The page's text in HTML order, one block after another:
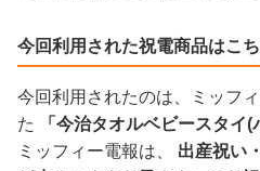
今回利用された祝電商品はこ
今回利用されたのは、ミッフ
た
「今治タオルベビースタイ(
ミッフィー電報は、 出産祝い